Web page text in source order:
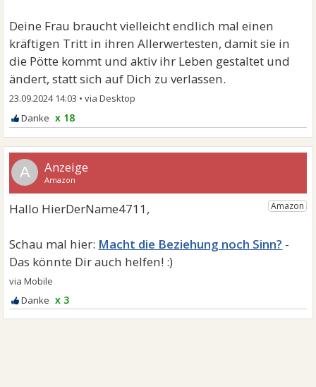
Deine Frau braucht vielleicht endlich mal einen
kräftigen Tritt in ihren Allerwertesten, damit sie in
die Pötte kommt und aktiv ihr Leben gestaltet und
ändert, statt sich auf Dich zu verlassen.
23.09.2024 14:03 •
x 18
A
Macht die Beziehung noch Sinn?
x 3